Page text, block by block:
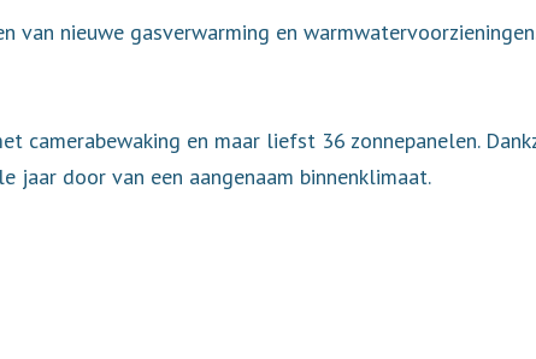
nieuwe gasverwarming en
camerabewaking en maar liefst 36 zonnepanelen.
jaar door van een aangenaam binnenklimaat.